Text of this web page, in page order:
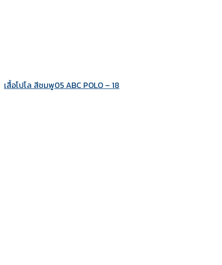
เสื้อโปโล สีชมพู05 ABC POLO – 18